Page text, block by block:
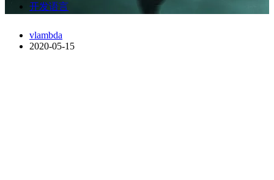
开发语言
vlambda
2020-05-15